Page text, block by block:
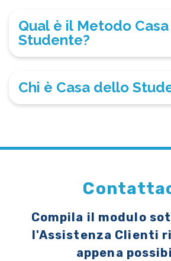
Qual è il Metodo
Studente?
Chi è Casa dello
Compila il modulo
l'Assistenza Clienti
appena